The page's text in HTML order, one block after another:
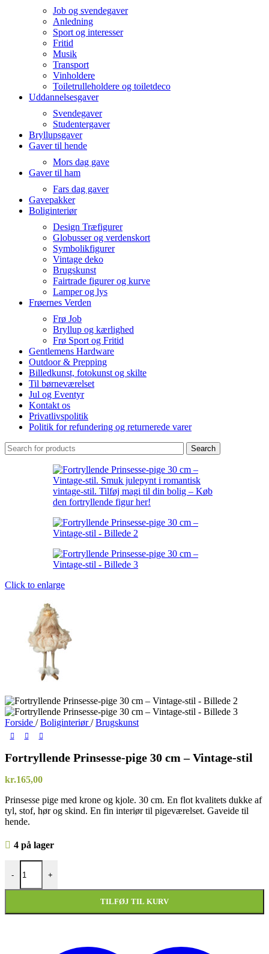
Job og svendegaver
Anledning
Sport og interesser
Fritid
Musik
Transport
Vinholdere
Toiletrulleholdere og toiletdeco
Uddannelsesgaver
Svendegaver
Studentergaver
Bryllupsgaver
Gaver til hende
Mors dag gave
Gaver til ham
Fars dag gaver
Gavepakker
Boliginteriør
Design Træfigurer
Globusser og verdenskort
Symbolikfigurer
Vintage deko
Brugskunst
Fairtrade figurer og kurve
Lamper og lys
Frøernes Verden
Frø Job
Bryllup og kærlighed
Frø Sport og Fritid
Gentlemens Hardware
Outdoor & Prepping
Billedkunst, fotokunst og skilte
Til børneværelset
Jul og Eventyr
Kontakt os
Privatlivspolitik
Politik for refundering og returnerede varer
Search
Click to enlarge
Forside / Boliginteriør/ Brugskunst
Fortryllende Prinsesse-pige 30 cm – Vintage-stil
kr.165,00
Prinsesse pige med krone og kjole. 30 cm. En flot kvalitets dukke af
tyl, stof, hør og skind. En fin interiør til pigeværelset. Gaveide til
hende.
4 på lager
-
Fortryllende Prinsesse-pige 30 cm – Vintage-stil antal
+
TILFØJ TIL KURV